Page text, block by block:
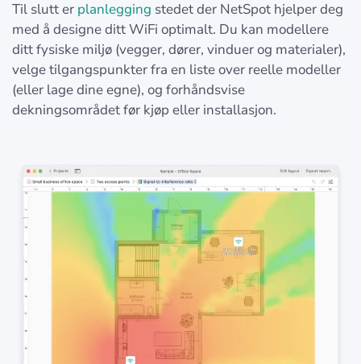
Til slutt er planlegging stedet der NetSpot hjelper deg
med å designe ditt WiFi optimalt. Du kan modellere
ditt fysiske miljø (vegger, dører, vinduer og materialer),
velge tilgangspunkter fra en liste over reelle modeller
(eller lage dine egne), og forhåndsvise
dekningsområdet før kjøp eller installasjon.